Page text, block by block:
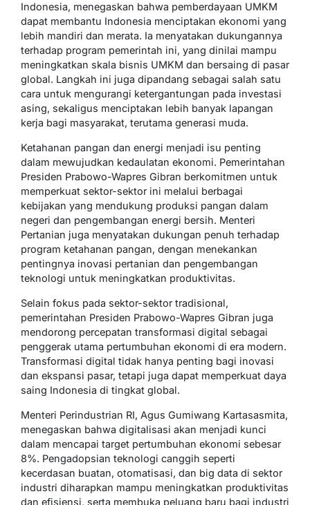
Indonesia, menegaskan bahwa pemberdayaan UMKM
dapat membantu Indonesia menciptakan ekonomi yang
lebih mandiri dan merata. Ia menyatakan dukungannya
terhadap program pemerintah ini, yang dinilai mampu
meningkatkan skala bisnis UMKM dan bersaing di pasar
global. Langkah ini juga dipandang sebagai salah satu
cara untuk mengurangi ketergantungan pada investasi
asing, sekaligus menciptakan lebih banyak lapangan
kerja bagi masyarakat, terutama generasi muda.
Ketahanan pangan dan energi menjadi isu penting
dalam mewujudkan kedaulatan ekonomi. Pemerintahan
Presiden Prabowo-Wapres Gibran berkomitmen untuk
memperkuat sektor-sektor ini melalui berbagai
kebijakan yang mendukung produksi pangan dalam
negeri dan pengembangan energi bersih. Menteri
Pertanian juga menyatakan dukungan penuh terhadap
program ketahanan pangan, dengan menekankan
pentingnya inovasi pertanian dan pengembangan
teknologi untuk meningkatkan produktivitas.
Selain fokus pada sektor-sektor tradisional,
pemerintahan Presiden Prabowo-Wapres Gibran juga
mendorong percepatan transformasi digital sebagai
penggerak utama pertumbuhan ekonomi di era modern.
Transformasi digital tidak hanya penting bagi inovasi
dan ekspansi pasar, tetapi juga dapat memperkuat daya
saing Indonesia di tingkat global.
Menteri Perindustrian RI, Agus Gumiwang Kartasasmita,
menegaskan bahwa digitalisasi akan menjadi kunci
dalam mencapai target pertumbuhan ekonomi sebesar
8%. Pengadopsian teknologi canggih seperti
kecerdasan buatan, otomatisasi, dan big data di sektor
industri diharapkan mampu meningkatkan produktivitas
dan efisiensi, serta membuka peluang baru bagi industri